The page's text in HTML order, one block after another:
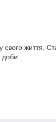
свого життя.
доби.